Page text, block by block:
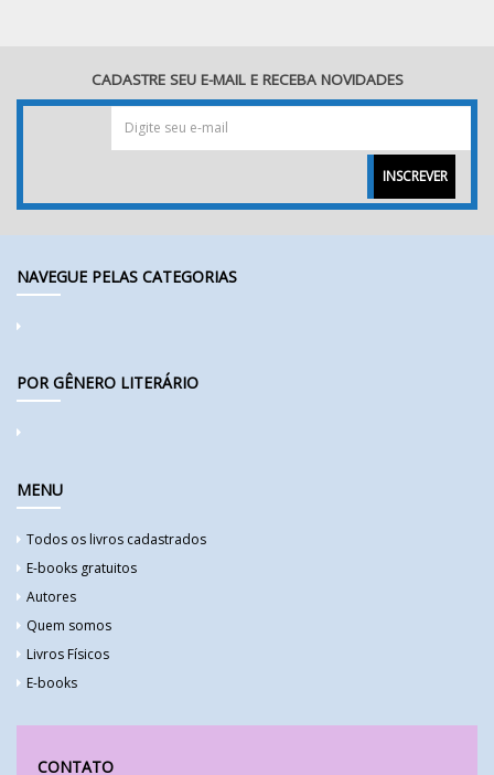
CADASTRE SEU E-MAIL E RECEBA NOVIDADES
INSCREVER
NAVEGUE PELAS CATEGORIAS
POR GÊNERO LITERÁRIO
MENU
Todos os livros cadastrados
E-books gratuitos
Autores
Quem somos
Livros Físicos
E-books
CONTATO